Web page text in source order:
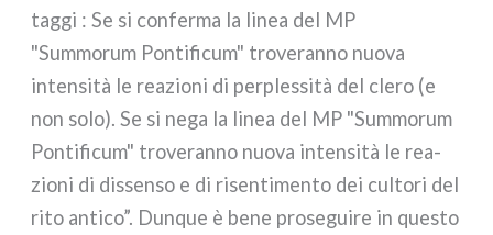
tag­gi : Se si con­fer­ma la linea del MP
"Summorum Pontificum" tro­ve­ran­no nuo­va
inten­si­tà le rea­zio­ni di per­ples­si­tà del cle­ro (e
non solo). Se si nega la linea del MP "Summorum
Pontificum" tro­ve­ran­no nuo­va inten­si­tà le rea­
zio­ni di dis­sen­so e di risen­ti­men­to dei cul­to­ri del
rito anti­co”. Dunque è bene pro­se­gui­re in que­sto